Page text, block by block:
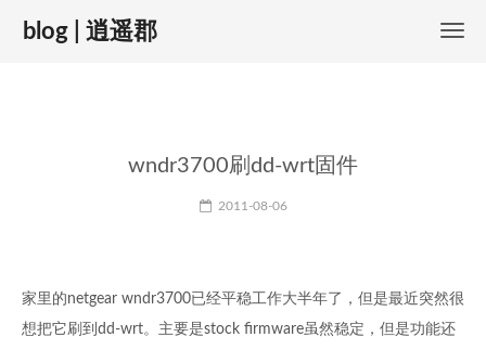
blog | 逍遥郡
wndr3700刷dd-wrt固件
2011-08-06
家里的netgear wndr3700已经平稳工作大半年了，但是最近突然很
想把它刷到dd-wrt。主要是stock firmware虽然稳定，但是功能还